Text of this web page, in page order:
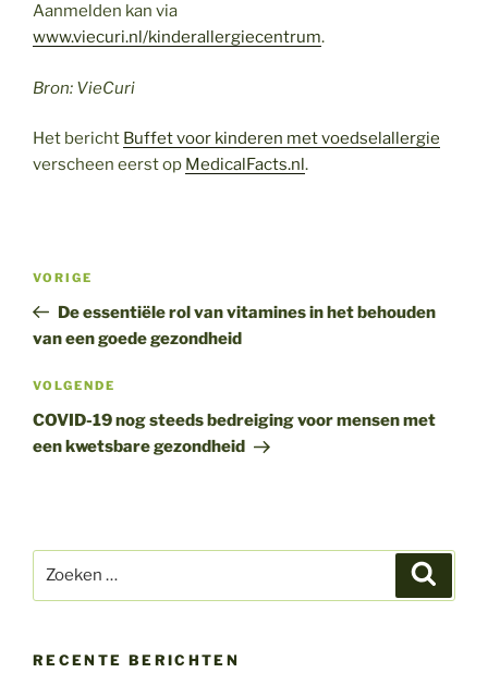
Aanmelden kan via
www.viecuri.nl/kinderallergiecentrum.
Bron: VieCuri
Het bericht Buffet voor kinderen met voedselallergie
verscheen eerst op MedicalFacts.nl.
Vorig
bericht
VORIGE
De essentiële rol van vitamines in het behouden
van een goede gezondheid
Volgend
bericht
VOLGENDE
COVID-19 nog steeds bedreiging voor mensen met
een kwetsbare gezondheid
naar:
RECENTE BERICHTEN